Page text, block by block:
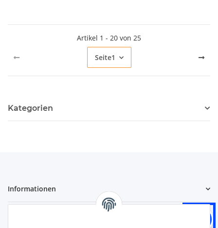
Artikel 1 - 20 von 25
Seite1
Kategorien
Informationen